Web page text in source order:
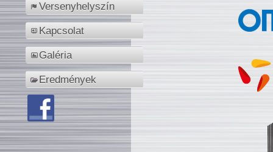
Versenyhelyszín
Kapcsolat
Galéria
Eredmények